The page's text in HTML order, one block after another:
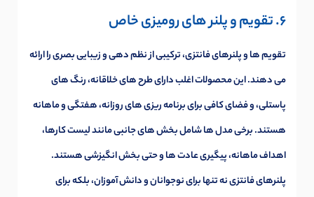
6. تقویم و پلنر های رومیزی خاص
تقویم ها و پلنرهای فانتزی، ترکیبی از نظم دهی و زیبایی بصری را ارائه
می دهند. این محصولات اغلب دارای طرح های خلاقانه، رنگ های
پاستلی، و فضای کافی برای برنامه‌ ریزی های روزانه، هفتگی و ماهانه
هستند. برخی مدل ها شامل بخش های جانبی مانند لیست کارها،
اهداف ماهانه، پیگیری عادت ها و حتی بخش انگیزشی هستند.
پلنرهای فانتزی نه تنها برای نوجوانان و دانش آموزان، بلکه برای